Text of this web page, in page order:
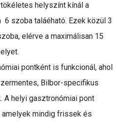
helyszínt kínál a
szoba taláéható. Ezek közül 3
elérve a maximálisan 15
pontként is funkcionál, ahol
Bilbor-specifikus
A helyi gasztronómiai pont
mindig frissek és